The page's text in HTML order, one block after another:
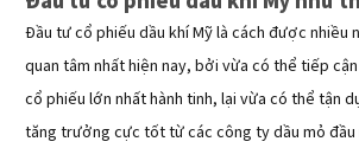
Đầu tư cổ phiếu dầu khí Mỹ là cách được nhiều
quan tâm nhất hiện nay, bởi vừa có thể tiếp
cổ phiếu lớn nhất hành tinh, lại vừa có thể tận
tăng trưởng cực tốt từ các công ty dầu mỏ đầu